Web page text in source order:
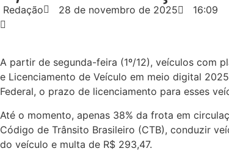
Redação 28 de novembro de 2025 16:09
A partir de segunda-feira (1º/12), veículos com
e Licenciamento de Veículo em meio digital
Federal, o prazo de licenciamento para esses
Até o momento, apenas 38% da frota em
Código de Trânsito Brasileiro (CTB), conduzir
do veículo e multa de R$ 293,47.